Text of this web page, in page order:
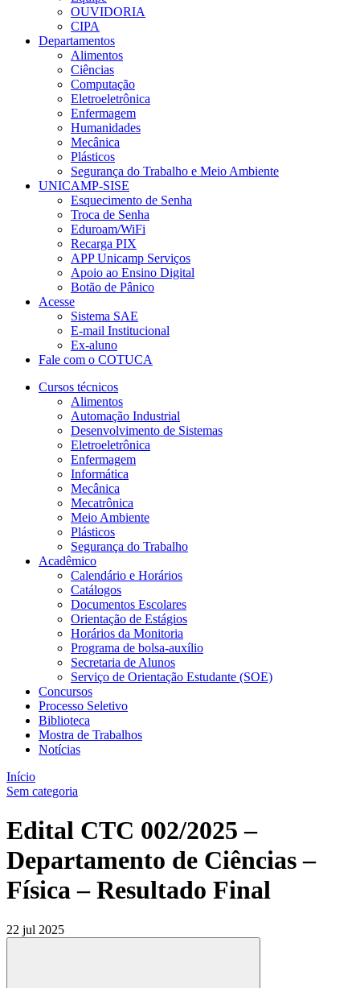
OUVIDORIA
CIPA
Departamentos
Alimentos
Ciências
Computação
Eletroeletrônica
Enfermagem
Humanidades
Mecânica
Plásticos
Segurança do Trabalho e Meio Ambiente
UNICAMP-SISE
Esquecimento de Senha
Troca de Senha
Eduroam/WiFi
Recarga PIX
APP Unicamp Serviços
Apoio ao Ensino Digital
Botão de Pânico
Acesse
Sistema SAE
E-mail Institucional
Ex-aluno
Fale com o COTUCA
Cursos técnicos
Alimentos
Automação Industrial
Desenvolvimento de Sistemas
Eletroeletrônica
Enfermagem
Informática
Mecânica
Mecatrônica
Meio Ambiente
Plásticos
Segurança do Trabalho
Acadêmico
Calendário e Horários
Catálogos
Documentos Escolares
Orientação de Estágios
Horários da Monitoria
Programa de bolsa-auxílio
Secretaria de Alunos
Serviço de Orientação Estudante (SOE)
Concursos
Processo Seletivo
Biblioteca
Mostra de Trabalhos
Notícias
Início
Sem categoria
Edital CTC 002/2025 –
Departamento de Ciências –
Física – Resultado Final
22 jul 2025